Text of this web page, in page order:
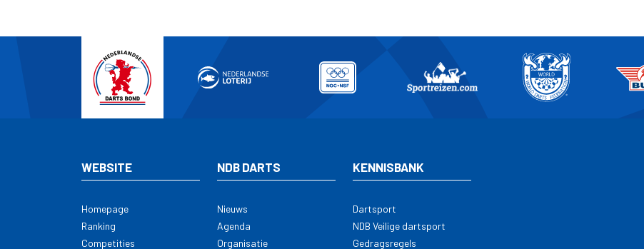
WEBSITE
Homepage
Ranking
Competities
NDB DARTS
Nieuws
Agenda
Organisatie
KENNISBANK
Dartsport
NDB Veilige dartsport
Gedragsregels